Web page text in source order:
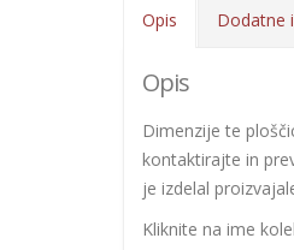
Opis Dodatne
Opis
Dimenzije te
kontaktirajte in
je izdelal
Kliknite na ime